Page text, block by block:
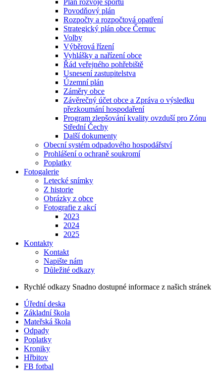
Plán rozvoje sportu
Povodňový plán
Rozpočty a rozpočtová opatření
Strategický plán obce Černuc
Volby
Výběrová řízení
Vyhlášky a nařízení obce
Řád veřejného pohřebiště
Usnesení zastupitelstva
Územní plán
Záměry obce
Závěrečný účet obce a Zpráva o výsledku
přezkoumání hospodaření
Program zlepšování kvality ovzduší pro Zónu
Střední Čechy
Další dokumenty
Obecní systém odpadového hospodářství
Prohlášení o ochraně soukromí
Poplatky
Fotogalerie
Letecké snímky
Z historie
Obrázky z obce
Fotografie z akcí
2023
2024
2025
Kontakty
Kontakt
Napište nám
Důležité odkazy
Rychlé odkazy Snadno dostupné informace z našich stránek
Úřední deska
Základní škola
Mateřská škola
Odpady
Poplatky
Kroniky
Hřbitov
FB fotbal